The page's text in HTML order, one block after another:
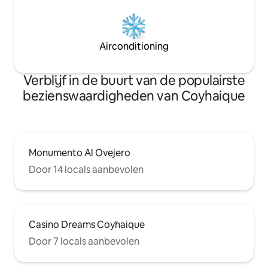
Airconditioning
Verblijf in de buurt van de populairste
bezienswaardigheden van Coyhaique
Monumento Al Ovejero
Door 14 locals aanbevolen
Casino Dreams Coyhaique
Door 7 locals aanbevolen